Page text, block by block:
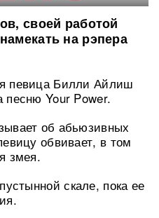
своей работой
на рэпера
певица Билли Айлиш
песню Your Power.
об абьюзивных
обвивает, в том
змея.
скале, пока ее